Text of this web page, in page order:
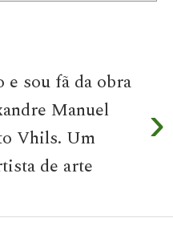
›
sou fã da obra
Manuel
Vhils. Um
de arte